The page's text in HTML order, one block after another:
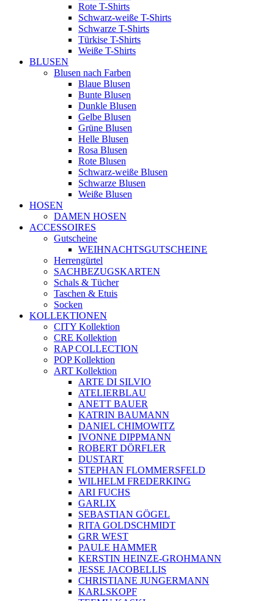
Rote T-Shirts
Schwarz-weiße T-Shirts
Schwarze T-Shirts
Türkise T-Shirts
Weiße T-Shirts
BLUSEN
Blusen nach Farben
Blaue Blusen
Bunte Blusen
Dunkle Blusen
Gelbe Blusen
Grüne Blusen
Helle Blusen
Rosa Blusen
Rote Blusen
Schwarz-weiße Blusen
Schwarze Blusen
Weiße Blusen
HOSEN
DAMEN HOSEN
ACCESSOIRES
Gutscheine
WEIHNACHTSGUTSCHEINE
Herrengürtel
SACHBEZUGSKARTEN
Schals & Tücher
Taschen & Etuis
Socken
KOLLEKTIONEN
CITY Kollektion
CRE Kollektion
RAP COLLECTION
POP Kollektion
ART Kollektion
ARTE DI SILVIO
ATELIERBLAU
ANETT BAUER
KATRIN BAUMANN
DANIEL CHIMOWITZ
IVONNE DIPPMANN
ROBERT DÖRFLER
DUSTART
STEPHAN FLOMMERSFELD
WILHELM FREDERKING
ARI FUCHS
GARLIX
SEBASTIAN GÖGEL
RITA GOLDSCHMIDT
GRR WEST
PAULE HAMMER
KERSTIN HEINZE-GROHMANN
JESSE JACOBELLIS
CHRISTIANE JUNGERMANN
KARLSKOPF